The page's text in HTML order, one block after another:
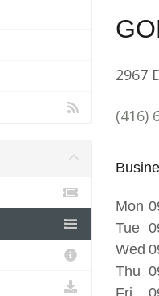
2967
(416)
Mon
Tue
Wed
Thu
Fri